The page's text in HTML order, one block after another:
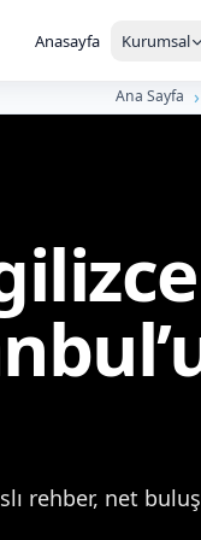
Anasayfa Kurumsal
Ana Sayfa
rehber, net